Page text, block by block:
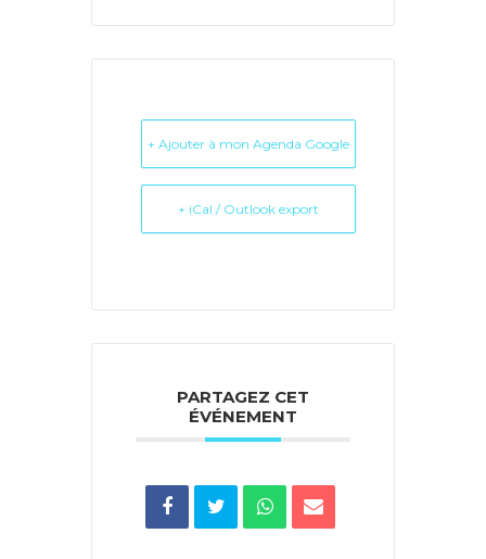
+ Ajouter à mon Agenda Google
+ iCal / Outlook export
PARTAGEZ CET
ÉVÉNEMENT